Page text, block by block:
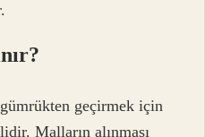
geçirmek için
Malların alınması